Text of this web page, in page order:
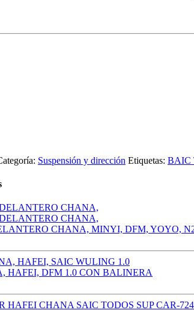
Suspensión y dirección Etiquetas: BAIC
CHANA, MINYI, DFM, YOYO,
HAFEI, DFM 1.0 CON BALINERA